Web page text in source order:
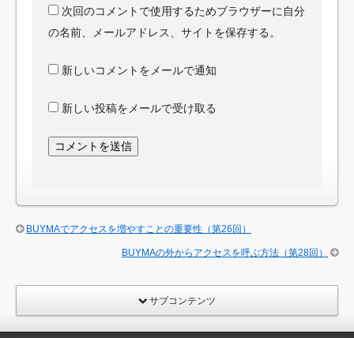
次回のコメントで使用するためブラウザーに自分
の名前、メールアドレス、サイトを保存する。
新しいコメントをメールで通知
新しい投稿をメールで受け取る
BUYMAでアクセスを増やすことの重要性（第26回）
BUYMAの外からアクセスを呼ぶ方法（第28回）
サブコンテンツ